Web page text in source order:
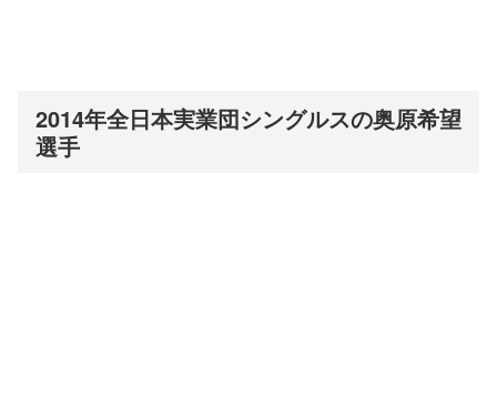
2014年全日本実業団シングルスの奥原希望
選手